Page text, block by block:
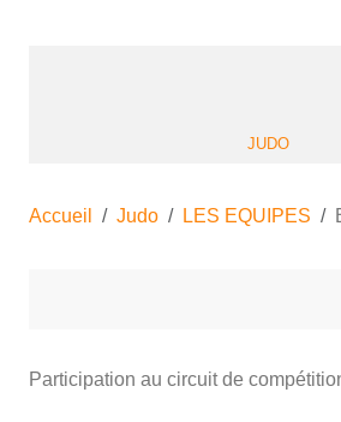
JUDO
Accueil Judo LES EQUIPES
Participation au circuit de